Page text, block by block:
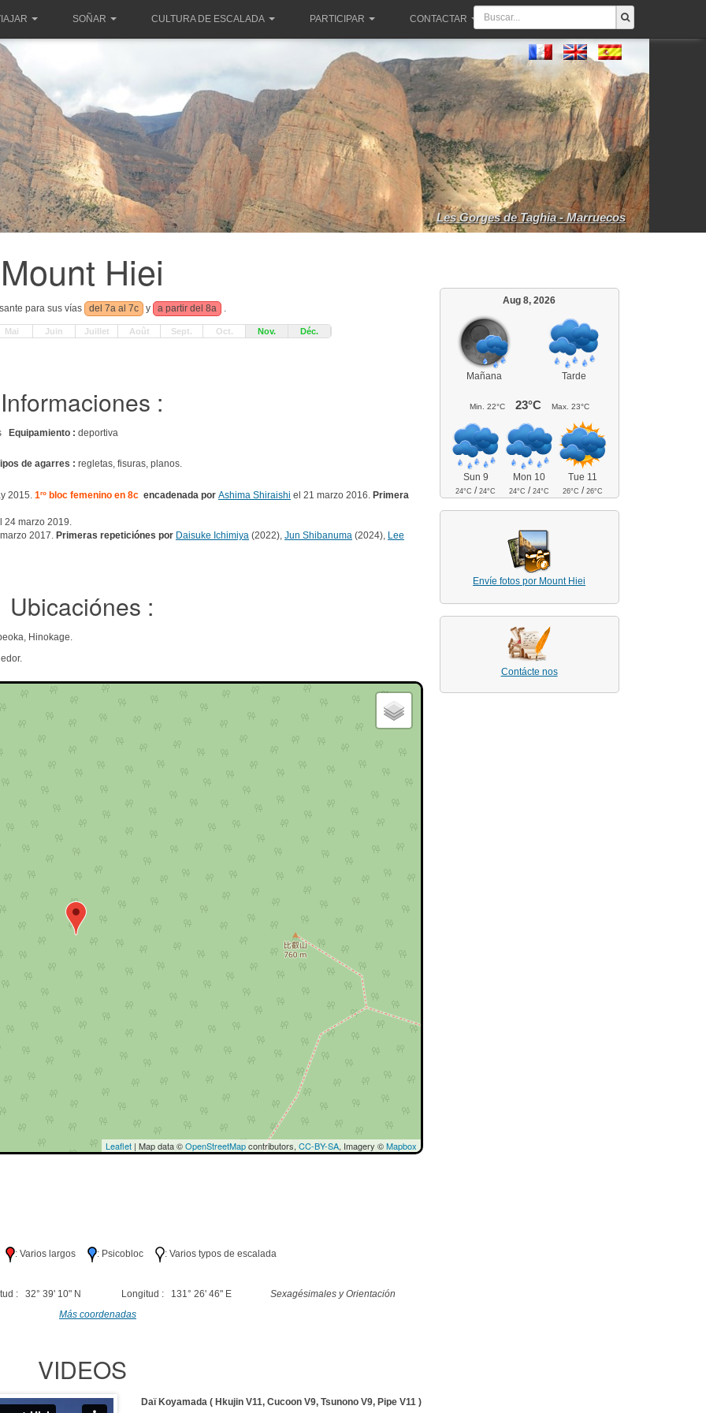
SOÑAR CULTURA DE ESCALADA PARTICIPAR CONTACTAR
Les Gorges de Taghia - Marruecos
Mount Hiei
para sus vías del 7a al 7c y a partir del 8a .
Mai Juin Juillet Août Sept. Oct. Nov. Déc.
Informaciones :
Equipamiento : deportiva
de agarres : regletas, fisuras, planos.
2015. 1ro bloc femenino en 8c encadenada por Ashima Shiraishi el 21 marzo 2016. Primera
24 marzo 2019.
2017. Primeras repeticiónes por Daisuke Ichimiya (2022), Jun Shibanuma (2024), Lee
Ubicaciónes :
Hinokage.
Leaflet| Map data ©OpenStreetMapcontributors, CC-BY-SA, Imagery ©Mapbox
: Varios largos : Psicobloc : Varios typos de escalada
: 32° 39' 10" N Longitud : 131° 26' 46" E
Sexagésimales y Orientación
Más coordenadas
VIDEOS
Daï Koyamada ( Hkujin V11, Cucoon V9, Tsunono V9, Pipe V11 )
Aug 8, 2026
Mañana Tarde
Min. 22°C 23°C Max. 23°C
Sun 9
24°C /24°C
Mon 10
24°C /24°C
Tue 11
26°C /26°C
Envíe fotos por Mount Hiei
Contácte nos